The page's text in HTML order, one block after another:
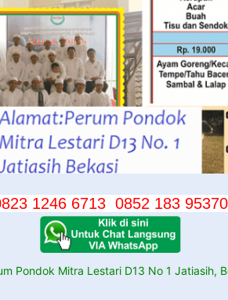
1246 6713 0852 183 95370
Pondok Mitra Lestari D13 No 1 Jatiasih,